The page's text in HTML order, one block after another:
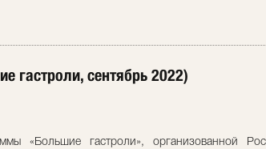
гастроли, сентябрь 2022)
«Большие гастроли», организованной